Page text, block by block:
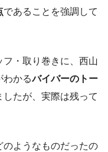
であることを強調して
・取り巻きに、西山
わかるバイバーのトー
したが、実際は残って
ようなものだったの